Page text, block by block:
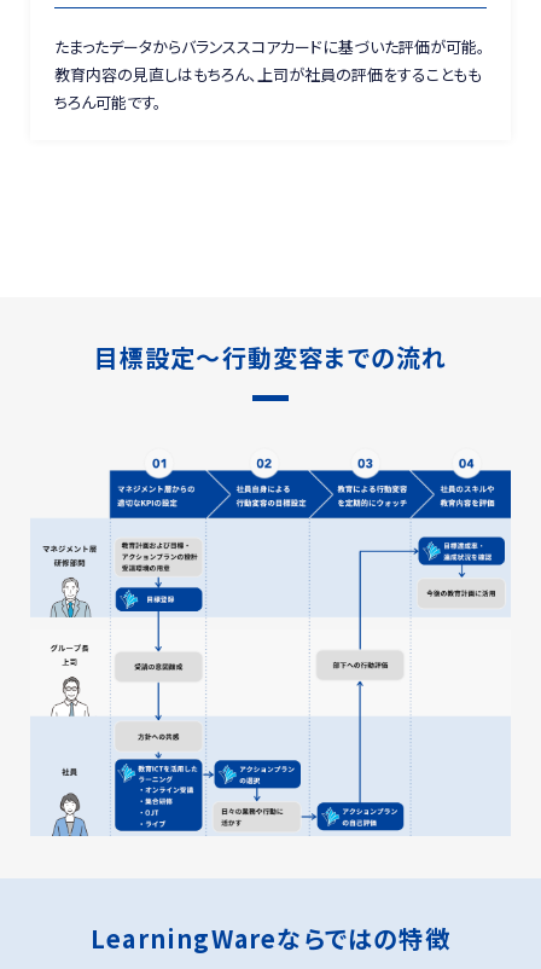
たまったデータからバランススコアカードに基づいた評価が可能。
教育内容の見直しはもちろん、上司が社員の評価をすることもも
ちろん可能です。
目標設定～行動変容までの流れ
LearningWareならではの特徴